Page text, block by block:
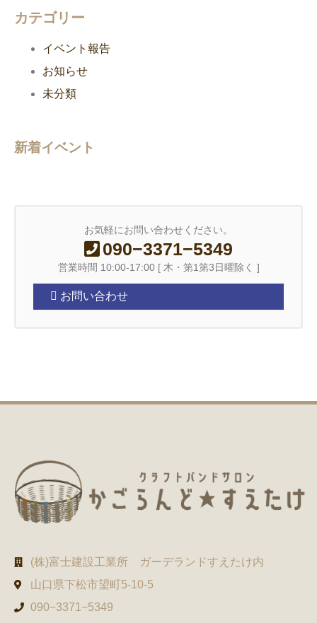
カテゴリー
イベント報告
お知らせ
未分類
新着イベント
お気軽にお問い合わせください。
090−3371−5349
営業時間 10:00-17:00 [ 木・第1第3日曜除く ]
お問い合わせ
(株)富士建設工業所 ガーデランドすえたけ内
山口県下松市望町5-10-5
090−3371−5349